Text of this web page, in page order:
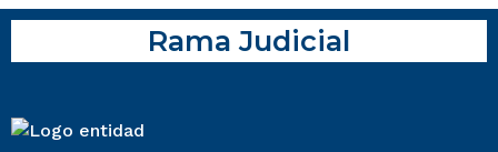
Rama Judicial